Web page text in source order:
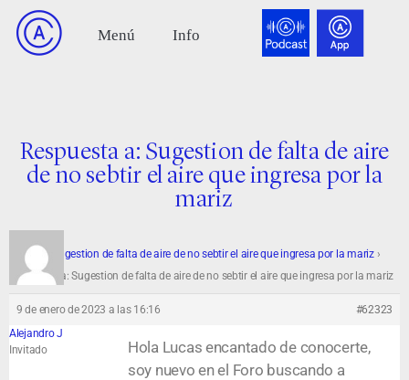
Respuesta a: Sugestion de falta de aire
de no sebtir el aire que ingresa por la
mariz
Foro › Sugestion de falta de aire de no sebtir el aire que ingresa por la mariz ›
Respuesta a: Sugestion de falta de aire de no sebtir el aire que ingresa por la mariz
9 de enero de 2023 a las 16:16
#62323
Alejandro J
Invitado
Hola Lucas encantado de conocerte,
soy nuevo en el Foro buscando a